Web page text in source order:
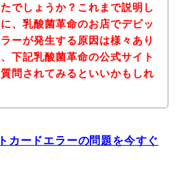
でしょうか？これまで説明し
、乳酸菌革命のお店でデビッ
ーが発生する原因は様々あり
下記乳酸菌革命の公式サイト
問されてみるといいかもしれ
カードエラーの問題を今すぐ